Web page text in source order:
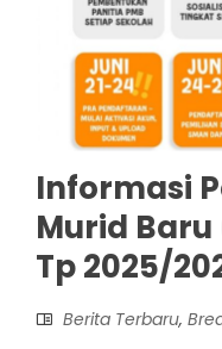
Informasi
Murid Baru
Tp 2025/
Berita Terbaru,